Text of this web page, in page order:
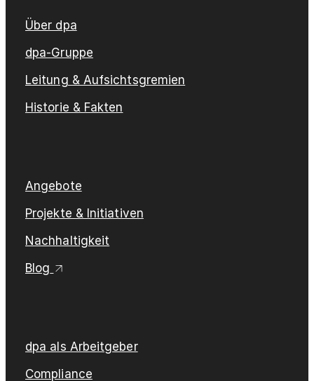
Über dpa
dpa-Gruppe
Leitung & Aufsichtsgremien
Historie & Fakten
Angebote
Projekte & Initiativen
Nachhaltigkeit
Blog
dpa als Arbeitgeber
Compliance